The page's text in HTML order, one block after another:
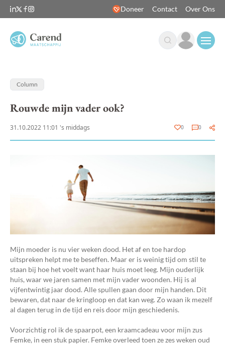
Doneer Contact Over Ons
Column
Rouwde mijn vader ook?
31.10.2022 11:01 's middags 0 0
Mijn moeder is nu vier weken dood. Het af en toe hardop
uitspreken helpt me te beseffen. Maar er is weinig tijd om stil te
staan bij hoe het voelt want haar huis moet leeg. Mijn ouderlijk
huis, waar we jaren samen met mijn vader woonden. Hij is al
vijfentwintig jaar dood. Alle spullen gaan door mijn handen. Dit
bewaren, dat naar de kringloop en dat kan weg. Zo waan ik mezelf
al dagen terug in de tijd en reis door mijn geschiedenis.
Voorzichtig rol ik de spaarpot, een kraamcadeau voor mijn zus
Femke, in een stuk papier. Femke overleed toen ze zes weken oud